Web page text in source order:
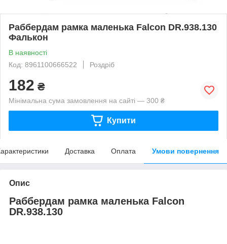
Раббердам рамка маленька Falcon DR.938.130
Фалькон
В наявності
Код: 8961100666522
Роздріб
182 ₴
Мінімальна сума замовлення на сайті — 300 ₴
Купити
Доставка Оплата Умови повернення
Опис
Раббердам рамка маленька Falcon
DR.938.130